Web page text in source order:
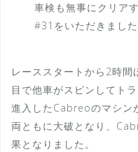
車検も無事にクリア
#31をいただきました
レーススタートから2時
目で他車がスピンしてト
進入したCabreoのマシン
両ともに大破となり、
果となりました。